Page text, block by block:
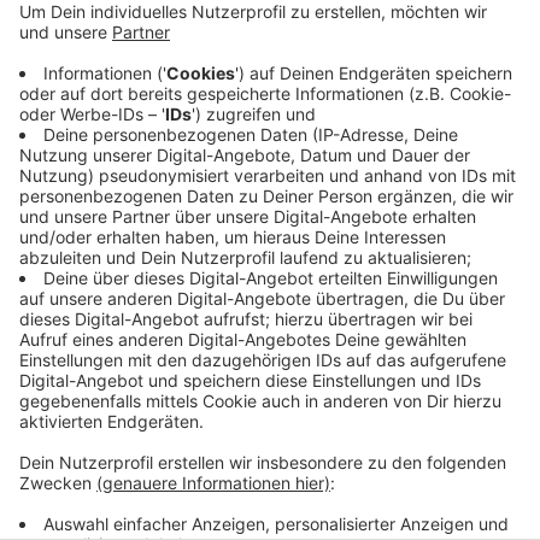
15 Tonnen Müll eingesammelt, mit einem ähnlichen
mitmachen will, kann sich bei der Stadtanmelden,
das Material wird gestellt. Die Teilnehmerinnen und
Teilnehmer können am Wochenende der Aktion
kostenlos mit Bus und Schwebebahn fahren und
auch den Zoo besuchen.
Veröffentlicht:Freitag, 09.09.2022 06:17
Anzeige
Anzeige